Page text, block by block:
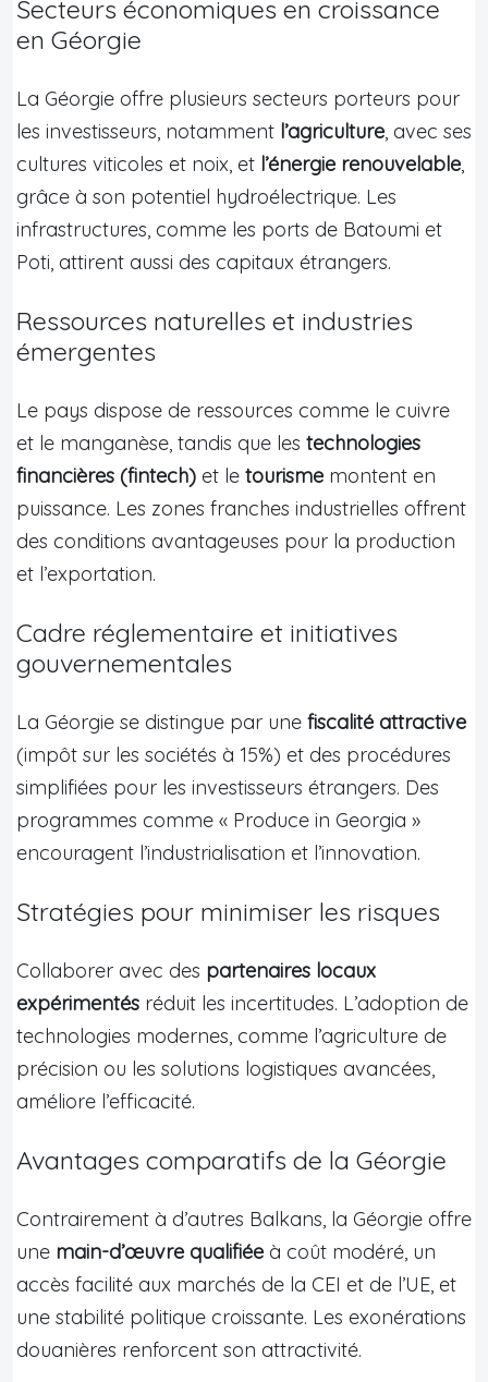
Secteurs économiques en croissance
en Géorgie
La Géorgie offre plusieurs secteurs porteurs pour
les investisseurs, notamment l’agriculture, avec ses
cultures viticoles et noix, et l’énergie renouvelable,
grâce à son potentiel hydroélectrique. Les
infrastructures, comme les ports de Batoumi et
Poti, attirent aussi des capitaux étrangers.
Ressources naturelles et industries
émergentes
Le pays dispose de ressources comme le cuivre
et le manganèse, tandis que les technologies
financières (fintech) et le tourisme montent en
puissance. Les zones franches industrielles offrent
des conditions avantageuses pour la production
et l’exportation.
Cadre réglementaire et initiatives
gouvernementales
La Géorgie se distingue par une fiscalité attractive
(impôt sur les sociétés à 15%) et des procédures
simplifiées pour les investisseurs étrangers. Des
programmes comme « Produce in Georgia »
encouragent l’industrialisation et l’innovation.
Stratégies pour minimiser les risques
Collaborer avec des partenaires locaux
expérimentés réduit les incertitudes. L’adoption de
technologies modernes, comme l’agriculture de
précision ou les solutions logistiques avancées,
améliore l’efficacité.
Avantages comparatifs de la Géorgie
Contrairement à d’autres Balkans, la Géorgie offre
une main-d’œuvre qualifiée à coût modéré, un
accès facilité aux marchés de la CEI et de l’UE, et
une stabilité politique croissante. Les exonérations
douanières renforcent son attractivité.